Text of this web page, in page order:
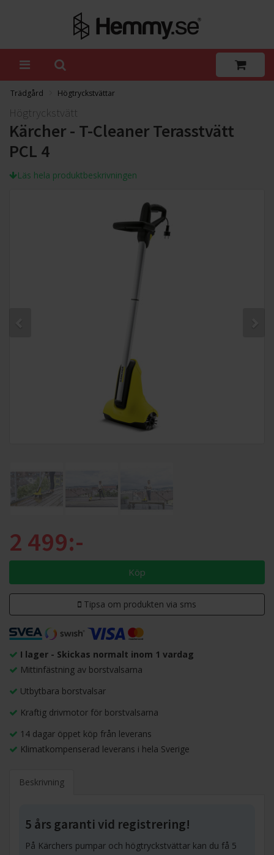
Trädgård Högtryckstvättar
Högtryckstvätt
Kärcher - T-Cleaner Terasstvätt
PCL 4
Läs hela produktbeskrivningen
2 499:-
Köp
Tipsa om produkten via sms
I lager - Skickas normalt inom 1 vardag
Mittinfästning av borstvalsarna
Utbytbara borstvalsar
Kraftig drivmotor för borstvalsarna
14 dagar öppet köp från leverans
Klimatkompenserad leverans i hela Sverige
Beskrivning
5 års garanti vid registrering!
På Kärchers pumpar och högtryckstvättar kan du få 5